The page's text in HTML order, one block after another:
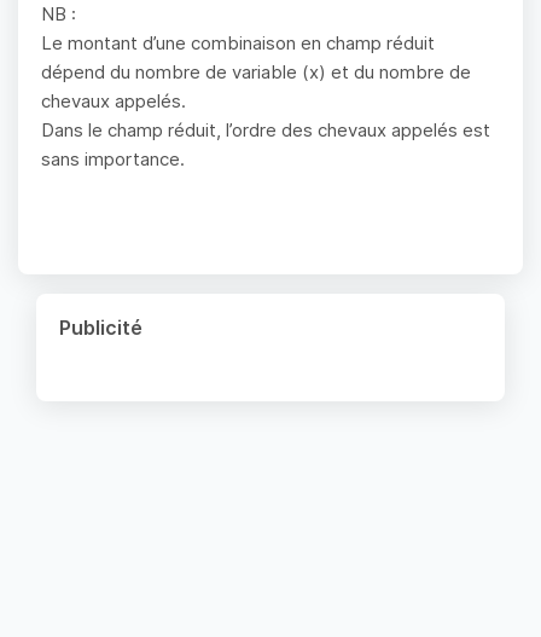
NB :
Le montant d’une combinaison en champ réduit
dépend du nombre de variable (x) et du nombre de
chevaux appelés.
Dans le champ réduit, l’ordre des chevaux appelés est
sans importance.
Publicité